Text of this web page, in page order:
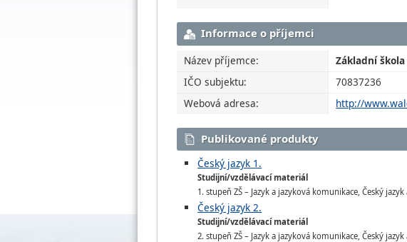
Informace o příjemci
Název příjemce:
Základní
IČO subjektu:
70837236
Webová adresa:
http://
Publikované produkty
Český jazyk 1.
Studijní/vzdělávací materiál
1. stupeň ZŠ – Jazyk a jazyková komunikace, Český
Český jazyk 2.
Studijní/vzdělávací materiál
2. stupeň ZŠ – Jazyk a jazyková komunikace, Český